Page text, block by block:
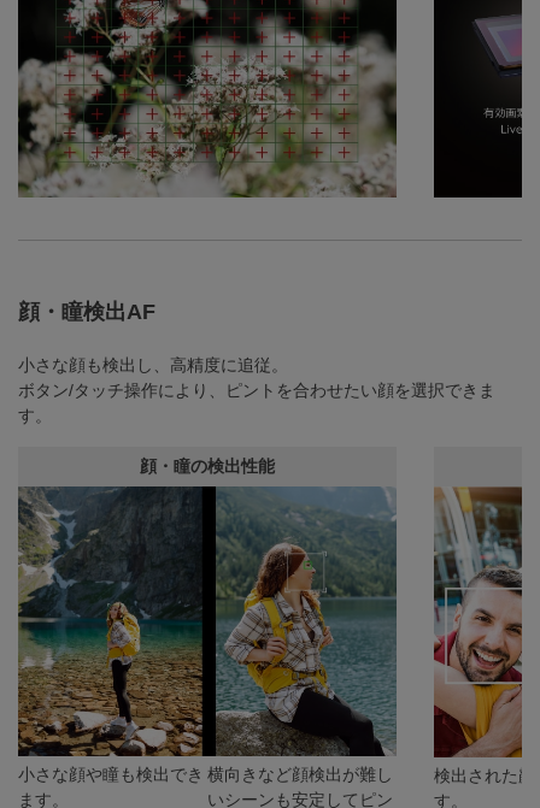
顔・瞳検出AF
小さな顔も検出し、高精度に追従。
ボタン/タッチ操作により、ピントを合わせたい顔を選択できま
す。
顔・瞳の検出性能
小さな顔や瞳も検出でき
ます。
横向きなど顔検出が難し
いシーンも安定してピン
検出された
す。